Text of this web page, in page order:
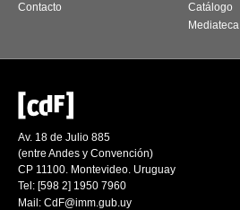
Contacto
Catálogo
Mediateca
Av. 18 de Julio 885
(entre Andes y Convención)
CP 11100. Montevideo. Uruguay
Tel: [598 2] 1950 7960
Mail: CdF@imm.gub.uy